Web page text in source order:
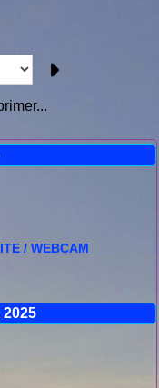
/ WEBCAM
2025